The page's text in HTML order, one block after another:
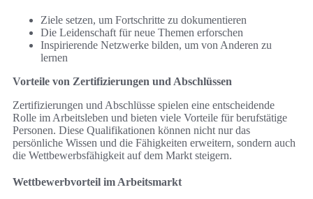
Ziele setzen, um Fortschritte zu dokumentieren
Die Leidenschaft für neue Themen erforschen
Inspirierende Netzwerke bilden, um von Anderen zu
lernen
Vorteile von Zertifizierungen und Abschlüssen
Zertifizierungen und Abschlüsse spielen eine entscheidende
Rolle im Arbeitsleben und bieten viele Vorteile für berufstätige
Personen. Diese Qualifikationen können nicht nur das
persönliche Wissen und die Fähigkeiten erweitern, sondern auch
die Wettbewerbsfähigkeit auf dem Markt steigern.
Wettbewerbvorteil im Arbeitsmarkt